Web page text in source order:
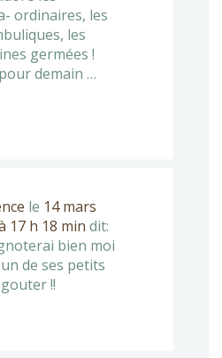
ordinaires, les
les
germées !
demain …
le 14 mars
17 h 18 min dit:
bien moi
de ses petits
!!